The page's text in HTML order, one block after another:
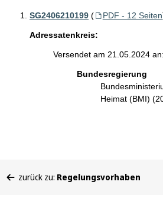
SG2406210199 ( PDF - 12 Seiten
Adressatenkreis:
Versendet am 21.05.2024 an:
Bundesregierung
Heimat (BMI)
befinden
zurück zu: Regelungsvorhaben